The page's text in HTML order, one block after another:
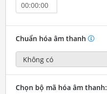
Chuẩn hóa âm thanh
Chọn bộ mã hóa âm thanh: